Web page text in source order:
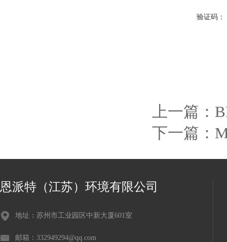
验证码：
上一篇：
下一篇：
恩派特（江苏）环境有限公司
地址：苏州市工业园区中新大厦601室
邮箱：332949294@qq.com